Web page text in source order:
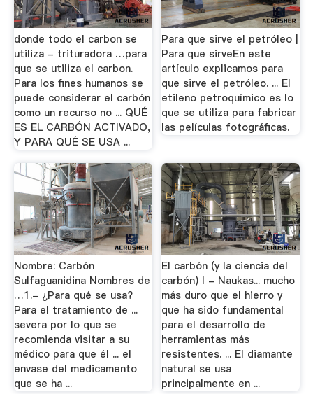
donde todo el carbon se
utiliza - trituradora …para
que se utiliza el carbon.
Para los fines humanos se
puede considerar el carbón
como un recurso no ... QUÉ
ES EL CARBÓN ACTIVADO,
Y PARA QUÉ SE USA ...
Para que sirve el petróleo |
Para que sirveEn este
artículo explicamos para
que sirve el petróleo. ... El
etileno petroquímico es lo
que se utiliza para fabricar
las películas fotográficas.
Nombre: Carbón
Sulfaguanidina Nombres de
…1.- ¿Para qué se usa?
Para el tratamiento de ...
severa por lo que se
recomienda visitar a su
médico para que él ... el
envase del medicamento
que se ha ...
El carbón (y la ciencia del
carbón) I - Naukas... mucho
más duro que el hierro y
que ha sido fundamental
para el desarrollo de
herramientas más
resistentes. ... El diamante
natural se usa
principalmente en ...